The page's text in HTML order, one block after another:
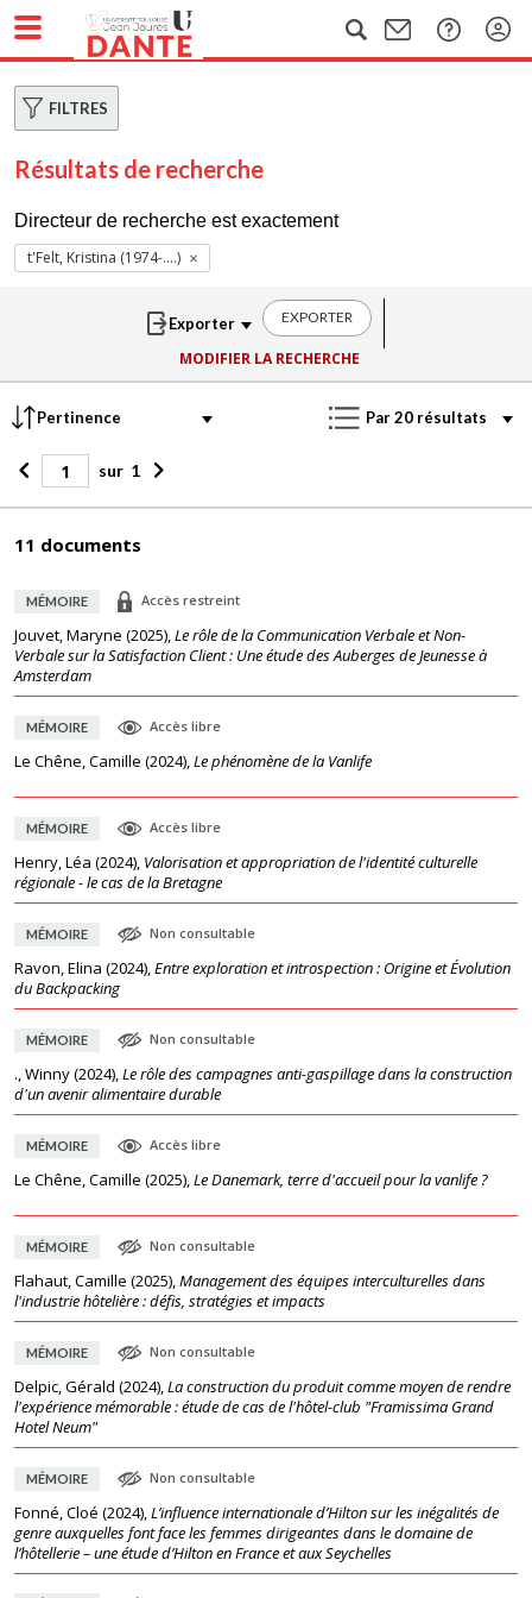
FILTRES
Résultats de recherche
Directeur de recherche est exactement
t'Felt, Kristina (1974-....)
EXPORTER
MODIFIER LA RECHERCHE
sur 1
11 documents
MÉMOIRE Accès restreint
Jouvet, Maryne (2025),Le rôle de la Communication Verbale et Non-
Verbale sur la Satisfaction Client : Une étude des Auberges de Jeunesse à
Amsterdam
MÉMOIRE Accès libre
Le Chêne, Camille (2024),Le phénomène de la Vanlife
MÉMOIRE Accès libre
Henry, Léa (2024), Valorisation et appropriation de l'identité culturelle
régionale - le cas de la Bretagne
MÉMOIRE Non consultable
Ravon, Elina (2024),Entre exploration et introspection : Origine et Évolution
du Backpacking
MÉMOIRE Non consultable
., Winny(2024),Le rôle des campagnes anti-gaspillage dans la construction
d'un avenir alimentaire durable
MÉMOIRE Accès libre
Le Chêne, Camille (2025),Le Danemark, terre d'accueil pour la vanlife ?
MÉMOIRE Non consultable
Flahaut, Camille (2025),Management des équipes interculturelles dans
l'industrie hôtelière : défis, stratégies et impacts
MÉMOIRE Non consultable
Delpic, Gérald (2024),La construction du produit comme moyen de rendre
l'expérience mémorable : étude de cas de l'hôtel-club "Framissima Grand
Hotel Neum"
MÉMOIRE Non consultable
Fonné, Cloé (2024),L’influence internationale d’Hilton sur les inégalités de
genre auxquelles font face les femmes dirigeantes dans le domaine de
l’hôtellerie – une étude d’Hilton en France et aux Seychelles